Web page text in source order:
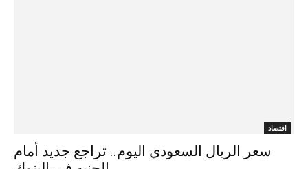
اقتصاد
سعر الريال السعودي اليوم.. تراجع جديد أمام